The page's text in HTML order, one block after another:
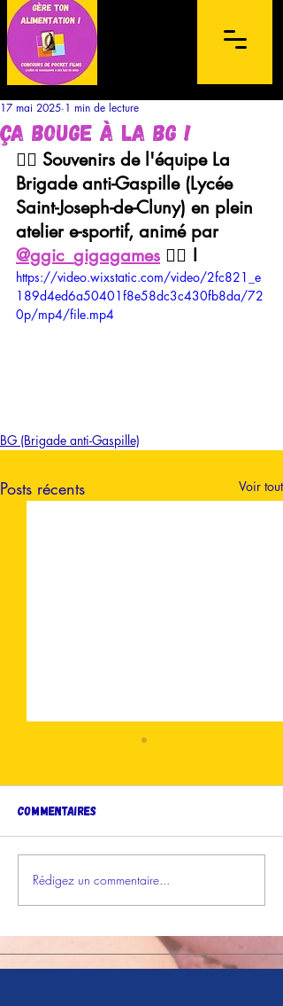
Concours de films sur mobile à
destination des lycéens de l'archipel de la
Guadeloupe et des Îles du Nord
Ça bouge à la BG !
17 mai 2025 1 min de lecture
🏋🏾 Souvenirs de l'équipe La
Brigade anti-Gaspille (Lycée
Saint-Joseph-de-Cluny) en plein
atelier e-sportif, animé par
@ggic_gigagames 🏋🏾 !
https://video.wixstatic.com/video/2fc821_e
189d4ed6a50401f8e58dc3c430fb8da/72
0p/mp4/file.mp4
BG (Brigade anti-Gaspille)
Posts récents Voir tout
Jeudi Noir, caméra et
regards
Commentaires
Rédigez un commentaire...